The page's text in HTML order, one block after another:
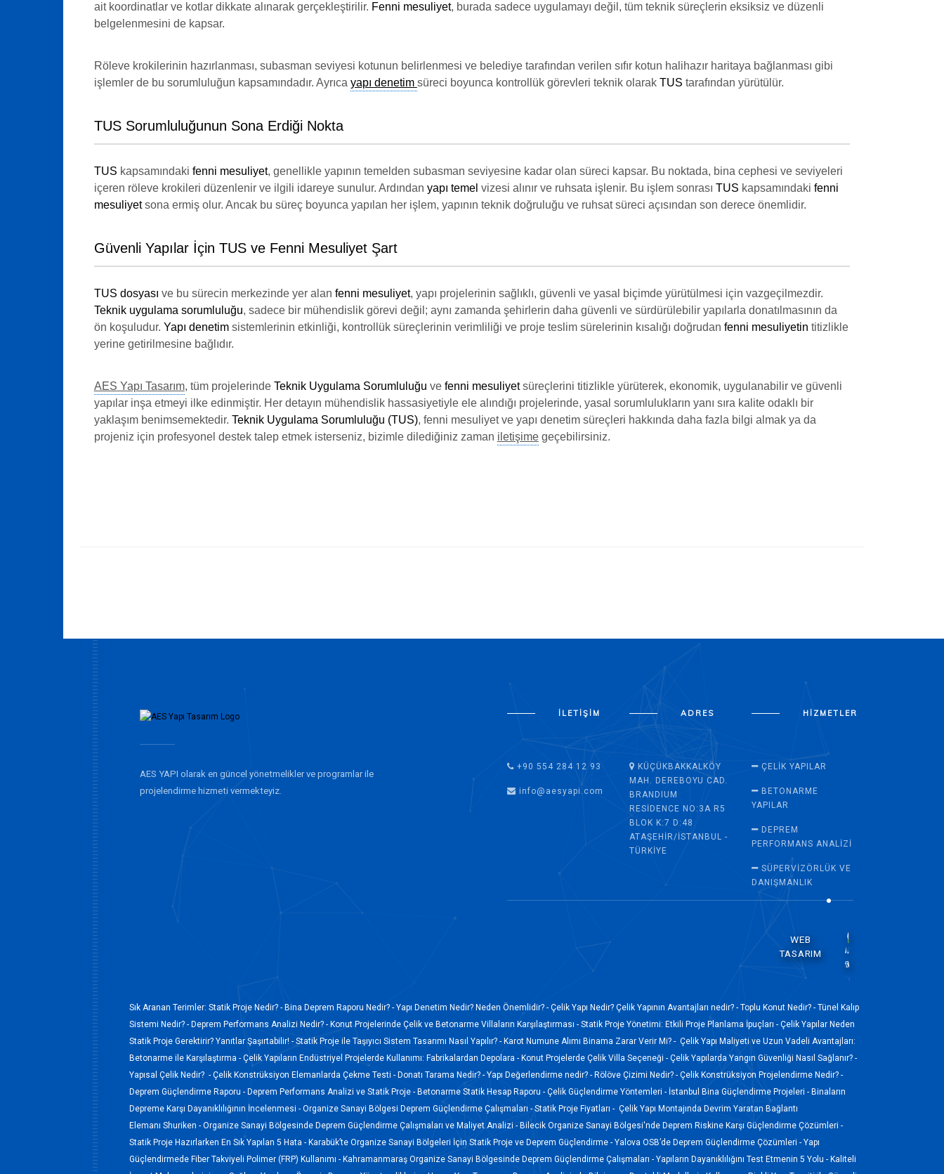
ait koordinatlar ve kotlar dikkate alınarak gerçekleştirilir. Fenni mesuliyet, burada sadece uygulamayı değil, tüm teknik süreçlerin eksiksiz ve düzenli
belgelenmesini de kapsar.
Röleve krokilerinin hazırlanması, subasman seviyesi kotunun belirlenmesi ve belediye tarafından verilen sıfır kotun halihazır haritaya bağlanması gibi
işlemler de bu sorumluluğun kapsamındadır. Ayrıca yapı denetim süreci boyunca kontrollük görevleri teknik olarak TUS tarafından yürütülür.
TUS Sorumluluğunun Sona Erdiği Nokta
TUS kapsamındaki fenni mesuliyet, genellikle yapının temelden subasman seviyesine kadar olan süreci kapsar. Bu noktada, bina cephesi ve seviyeleri
içeren röleve krokileri düzenlenir ve ilgili idareye sunulur. Ardından yapı temel vizesi alınır ve ruhsata işlenir. Bu işlem sonrası TUS kapsamındaki fenni
mesuliyetsona ermiş olur. Ancak bu süreç boyunca yapılan her işlem, yapının teknik doğruluğu ve ruhsat süreci açısından son derece önemlidir.
Güvenli Yapılar İçin TUS ve Fenni Mesuliyet Şart
TUS dosyası ve bu sürecin merkezinde yer alan fenni mesuliyet, yapı projelerinin sağlıklı, güvenli ve yasal biçimde yürütülmesi için vazgeçilmezdir.
Teknik uygulama sorumluluğu, sadece bir mühendislik görevi değil; aynı zamanda şehirlerin daha güvenli ve sürdürülebilir yapılarla donatılmasının da
ön koşuludur. Yapı denetimsistemlerinin etkinliği, kontrollük süreçlerinin verimliliği ve proje teslim sürelerinin kısalığı doğrudan fenni mesuliyetin titizlikle
yerine getirilmesine bağlıdır.
AES Yapı Tasarım, tüm projelerinde Teknik Uygulama Sorumluluğu ve fenni mesuliyetsüreçlerini titizlikle yürüterek, ekonomik, uygulanabilir ve güvenli
yapılar inşa etmeyi ilke edinmiştir. Her detayın mühendislik hassasiyetiyle ele alındığı projelerinde, yasal sorumlulukların yanı sıra kalite odaklı bir
yaklaşım benimsemektedir. Teknik Uygulama Sorumluluğu (TUS), fenni mesuliyet ve yapı denetim süreçleri hakkında daha fazla bilgi almak ya da
projeniz için profesyonel destek talep etmek isterseniz, bizimle dilediğiniz zaman iletişimegeçebilirsiniz.
AES YAPI olarak en güncel yönetmelikler ve programlar ile
projelendirme hizmeti vermekteyiz.
İLETIŞIM
+90 554 284 12 93
info@aesyapi.com
ADRES
KÜÇÜKBAKKALKÖY
MAH. DEREBOYU CAD.
BRANDIUM
RESIDENCE NO:3A R5
BLOK K:7 D:48
ATAŞEHIR/İSTANBUL -
TÜRKIYE
HIZMETLER
ÇELIK YAPILAR
BETONARME
YAPILAR
DEPREM
PERFORMANS ANALIZI
SÜPERVİZÖRLÜK VE
DANIŞMANLIK
WEB
TASARIM
Sık Aranan Terimler:Statik Proje Nedir? - Bina Deprem Raporu Nedir? -Yapı Denetim Nedir? Neden Önemlidir? -Çelik Yapı Nedir? Çelik Yapının Avantajları nedir? -Toplu Konut Nedir? -Tünel Kalıp
Sistemi Nedir? - Deprem Performans Analizi Nedir? - Konut Projelerinde Çelik ve Betonarme Villaların Karşılaştırması -Statik Proje Yönetimi: Etkili Proje Planlama İpuçları -Çelik Yapılar Neden
Statik Proje Gerektirir? Yanıtlar Şaşırtabilir! -Statik Proje ile Taşıyıcı Sistem Tasarımı Nasıl Yapılır? - Karot Numune Alımı Binama Zarar Verir Mi? - Çelik Yapı Maliyeti ve Uzun Vadeli Avantajları:
Betonarme ile Karşılaştırma -Çelik Yapıların Endüstriyel Projelerde Kullanımı: Fabrikalardan Depolara - Konut Projelerde Çelik Villa Seçeneği -Çelik Yapılarda Yangın Güvenliği Nasıl Sağlanır? -
Yapısal Çelik Nedir? -Çelik Konstrüksiyon Elemanlarda Çekme Testi - Donatı Tarama Nedir? -Yapı Değerlendirme nedir? - Rölöve Çizimi Nedir? -Çelik Konstrüksiyon Projelendirme Nedir? -
Deprem Güçlendirme Raporu - Deprem Performans Analizi ve Statik Proje - Betonarme Statik Hesap Raporu -Çelik Güçlendirme Yöntemleri - İstanbul Bina Güçlendirme Projeleri - Binaların
Depreme Karşı Dayanıklılığının İncelenmesi -Organize Sanayi Bölgesi Deprem Güçlendirme Çalışmaları -Statik Proje Fiyatları - Çelik Yapı Montajında Devrim Yaratan Bağlantı
Elemanı Shuriken -Organize Sanayi Bölgesinde Deprem Güçlendirme Çalışmaları ve Maliyet Analizi - Bilecik Organize Sanayi Bölgesi'nde Deprem Riskine Karşı Güçlendirme Çözümleri -
Statik Proje Hazırlarken En Sık Yapılan 5 Hata - Karabük’te Organize Sanayi Bölgeleri İçin Statik Proje ve Deprem Güçlendirme -Yalova OSB’de Deprem Güçlendirme Çözümleri -Yapı
Güçlendirmede Fiber Takviyeli Polimer (FRP) Kullanımı - Kahramanmaraş Organize Sanayi Bölgesinde Deprem Güçlendirme Çalışmaları -Yapıların Dayanıklılığını Test Etmenin 5 Yolu - Kaliteli